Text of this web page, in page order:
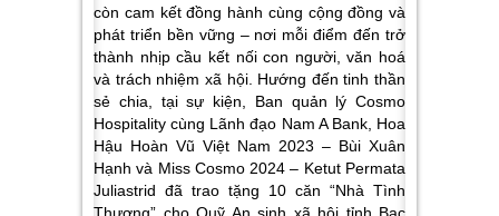
còn cam kết đồng hành cùng cộng đồng và
phát triển bền vững – nơi mỗi điểm đến trở
thành nhịp cầu kết nối con người, văn hoá
và trách nhiệm xã hội. Hướng đến tinh thần
sẻ chia, tại sự kiện, Ban quản lý Cosmo
Hospitality cùng Lãnh đạo Nam A Bank, Hoa
Hậu Hoàn Vũ Việt Nam 2023 – Bùi Xuân
Hạnh và Miss Cosmo 2024 – Ketut Permata
Juliastrid đã trao tặng 10 căn “Nhà Tình